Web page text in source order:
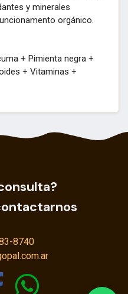
y minerales
orgánico.
+ Pimienta negra +
+ Vitaminas +
8740